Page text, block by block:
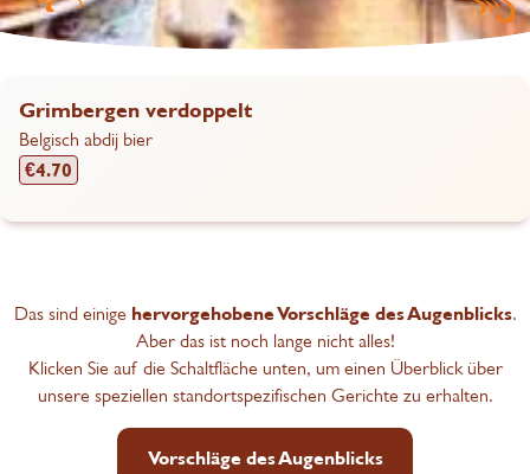
Das sind einige hervorgehobene Vorschläge des Augenblicks.
Aber das ist noch lange nicht alles!
Klicken Sie auf die Schaltfläche unten, um einen Überblick über
unsere speziellen standortspezifischen Gerichte zu erhalten.
Vorschläge des Augenblicks